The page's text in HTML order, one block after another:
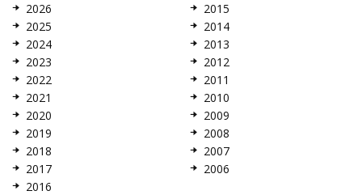
2026
2025
2024
2023
2022
2021
2020
2019
2018
2017
2016
2015
2014
2013
2012
2011
2010
2009
2008
2007
2006